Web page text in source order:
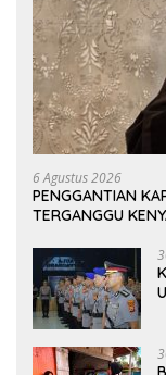
6 Agustus 2026
PENGGANTIAN
TERGANGGU